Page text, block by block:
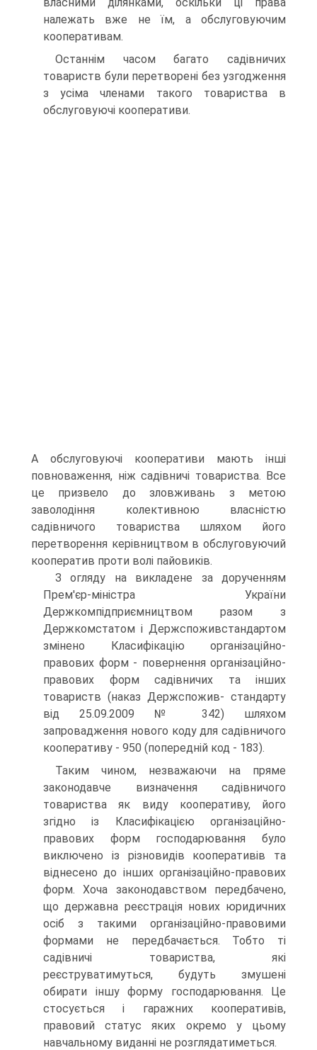
належать вже не їм, а об­слуговуючим
кооперативам.
Останнім часом багато садівничих
товариств були пере­творені без узгодження
з усіма членами такого товариства в
обслуговуючі кооперативи.
А обслуговуючі кооперативи ма­ють інші
повноваження, ніж садівничі товариства. Все
це призвело до зловживань з метою
заволодіння колективною власністю
садівничого товариства шляхом його
перетворен­ня керівництвом в обслуговуючий
кооператив проти волі пайовиків.
З огляду на викладене за дорученням
Прем'єр-міністра України
Держкомпідприємництвом разом з
Держкомстатом і Держспоживстандартом
змінено Класифікацію організа­ційно-
правових форм - повернення організаційно-
правових форм садівничих та інших
товариств (наказ Держспожив- стандарту
від 25.09.2009 № 342) шляхом
запровадження нового коду для садівничого
кооперативу - 950 (попередній код - 183).
Таким чином, незважаючи на пряме
законодавче ви­значення садівничого
товариства як виду кооперативу, його
згідно із Класифікацією організаційно-
правових форм гос­подарювання було
виключено із різновидів кооперативів та
віднесено до інших організаційно-правових
форм. Хоча за­конодавством передбачено,
що державна реєстрація нових юридичних
осіб з такими організаційно-правовими
форма­ми не передбачається. Тобто ті
садівничі товариства, які
реєструватимуться, будуть змушені
обирати іншу форму го­сподарювання. Це
стосується і гаражних кооперативів,
правовий статус яких окремо у цьому
навчальному виданні не розглядатиметься.